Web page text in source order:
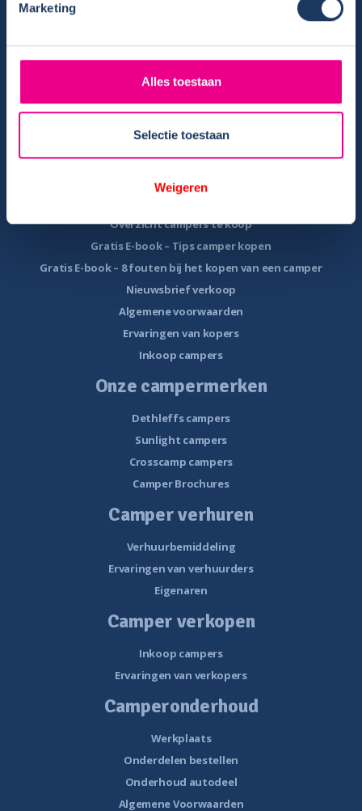
Marketing
Alles toestaan
Selectie toestaan
Weigeren
Reiservaring delen
Reisinformatie
Veelgestelde vragen
Veel voorkomende storingen onderweg
Camper te koop
Overzicht campers te koop
Gratis E-book – Tips camper kopen
Gratis E-book – 8 fouten bij het kopen van een camper
Nieuwsbrief verkoop
Algemene voorwaarden
Ervaringen van kopers
Inkoop campers
Onze campermerken
Dethleffs campers
Sunlight campers
Crosscamp campers
Camper Brochures
Camper verhuren
Verhuurbemiddeling
Ervaringen van verhuurders
Eigenaren
Camper verkopen
Inkoop campers
Ervaringen van verkopers
Camperonderhoud
Werkplaats
Onderdelen bestellen
Onderhoud autodeel
Algemene Voorwaarden